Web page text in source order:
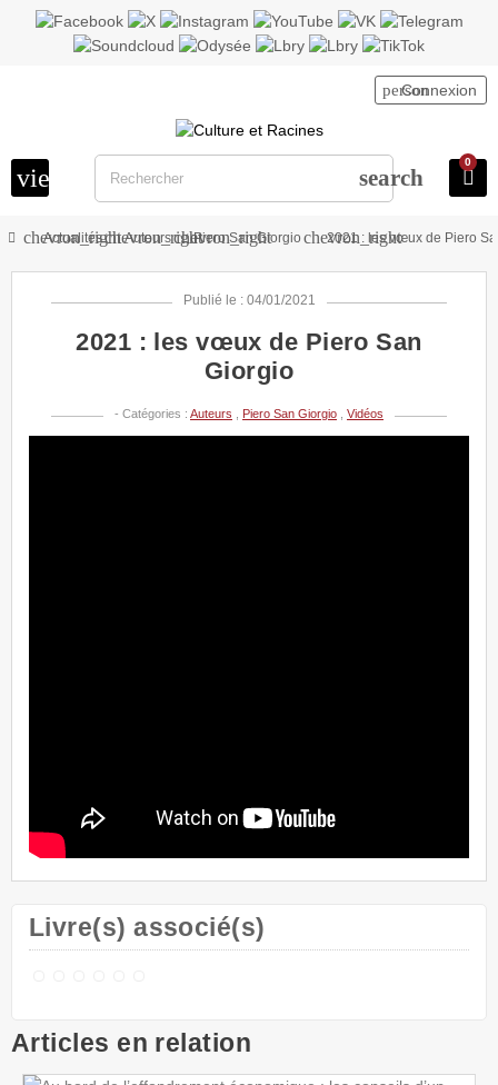
view_headline search
person
Connexion
0
chevron_right
Actualitéschevron_right
Auteurschevron_right
Piero San Giorgio chevron_right
2021 : les vœux de Piero
Publié le : 04/01/2021
2021 : les vœux de Piero San
Giorgio
- Catégories : Auteurs Piero San Giorgio Vidéos
Livre(s) associé(s)
Articles en relation